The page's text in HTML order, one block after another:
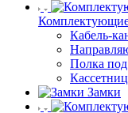
Кабель-
Полка
Замки